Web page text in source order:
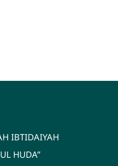
IBTIDAIYAH
HUDA”